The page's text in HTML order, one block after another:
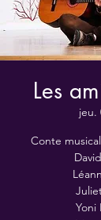
Les
jeu.
Conte
Yoni